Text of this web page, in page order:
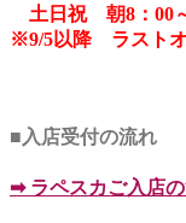
土日祝 朝8：00
※9/5以降 ラストオ
■入店受付の流れ
➡ ラペスカご入店